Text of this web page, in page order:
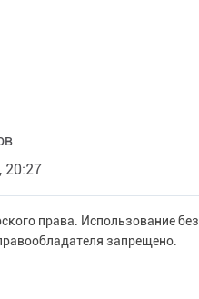
20:27
права. Использование без
запрещено.